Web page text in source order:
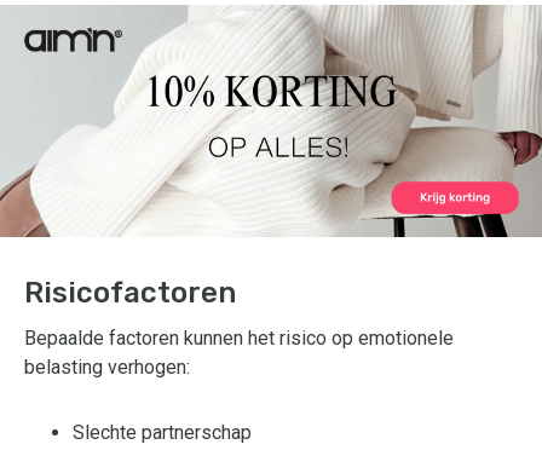
Risicofactoren
Bepaalde factoren kunnen het risico op emotionele
belasting verhogen:
Slechte partnerschap